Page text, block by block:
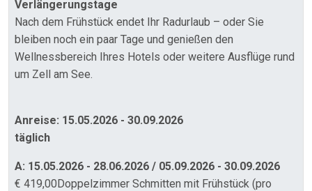
Verlängerungstage
Nach dem Frühstück endet Ihr Radurlaub – oder Sie
bleiben noch ein paar Tage und genießen den
Wellnessbereich Ihres Hotels oder weitere Ausflüge rund
um Zell am See.
Anreise: 15.05.2026 - 30.09.2026
täglich
A: 15.05.2026 - 28.06.2026 / 05.09.2026 - 30.09.2026
€ 419,00Doppelzimmer Schmitten mit Frühstück (pro